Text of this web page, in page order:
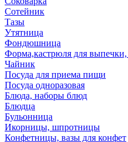
Сотейник
Тазы
Утятница
Фондюшница
Форма,кастрюля для
Чайник
Посуда для приема пищи
Посуда одноразовая
Блюда, наборы блюд
Блюдца
Бульонница
Икорницы, шпротницы
Конфетницы, вазы для конфет